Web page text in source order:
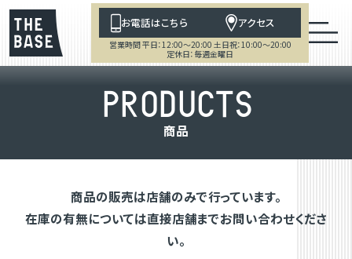
お電話はこちら アクセス
営業時間 平日：12:00～20:00 土日祝：10:00～20:00
定休日：毎週金曜日
PRODUCTS
商品
商品の販売は店舗のみで行っています。
在庫の有無については直接店舗までお問い合わせくださ
い。